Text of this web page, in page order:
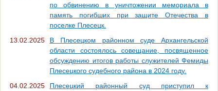
по обвинению в уничтожении мемориала в
память погибших при защите Отечества в
поселке Плесецк.
13.02.2025
В Плесецком районном суде Архангельской
области состоялось совещание, посвященное
обсуждению итогов работы служителей Фемиды
Плесецкого судебного района в 2024 году.
04.02.2025
Плесецкий районный суд приступил к